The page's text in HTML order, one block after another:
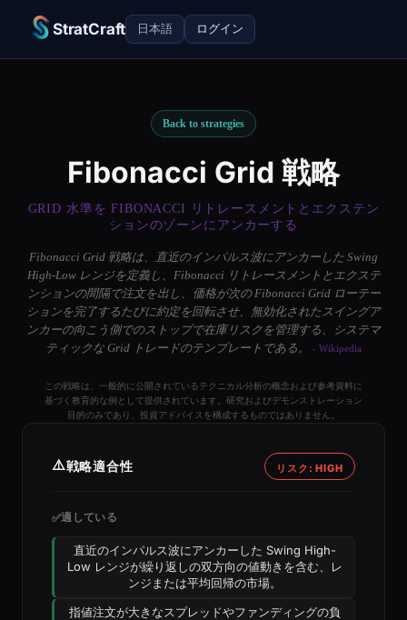
StratCraft 日本語 ログイン
Back to strategies
Fibonacci Grid 戦略
GRID 水準を FIBONACCI リトレースメントとエクステン
ションのゾーンにアンカーする
Fibonacci Grid 戦略は、直近のインパルス波にアンカーした Swing
High-Low レンジを定義し、Fibonacci リトレースメントとエクステ
ンションの間隔で注文を出し、価格が次の Fibonacci Grid ローテー
ションを完了するたびに約定を回転させ、無効化されたスイングア
ンカーの向こう側でのストップで在庫リスクを管理する、システマ
ティックな Grid トレードのテンプレートである。
- Wikipedia
この戦略は、一般的に公開されているテクニカル分析の概念および参考資料に
基づく教育的な例として提供されています。研究およびデモンストレーション
目的のみであり、投資アドバイスを構成するものではありません。
⚠️戦略適合性 リスク: HIGH
✅適している
直近のインパルス波にアンカーした Swing High-
Low レンジが繰り返しの双方向の値動きを含む、レ
ンジまたは平均回帰の市場。
指値注文が大きなスプレッドやファンディングの負